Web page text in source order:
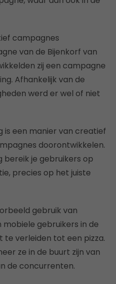
campagnes
van de Bijenkorf van
zij een campagne
Afhankelijk van de
werd er wel of niet
een manier van creatief
doorontwikkelen.
je gebruikers op
precies op het juiste
gebruik van
gebruikers in de
verleiden tot een pizza.
ze in de buurt zijn van
de concurrenten.